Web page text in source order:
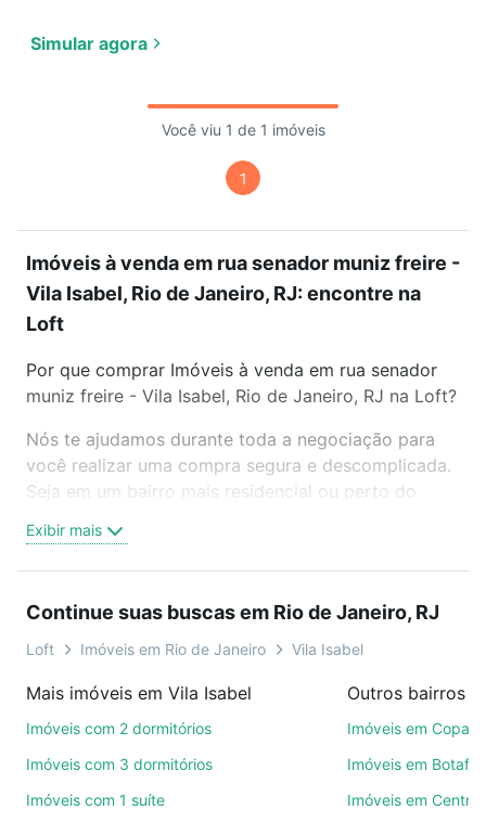
Simular agora
Você viu 1 de 1 imóveis
1
Imóveis à venda em rua senador muniz freire -
Vila Isabel, Rio de Janeiro, RJ: encontre na
Loft
Por que comprar Imóveis à venda em rua senador
muniz freire - Vila Isabel, Rio de Janeiro, RJ na Loft?
Nós te ajudamos durante toda a negociação para
você realizar uma compra segura e descomplicada.
Seja em um bairro mais residencial ou perto do
oferta ideal de Imóveis à venda em rua senador
muniz freire - Vila Isabel, Rio de Janeiro, RJ para
ou por videochamada, é grátis, sem compromisso e
você ainda conta com mais de 46 mil corretores e
de imóveis.
ruas, bairros e até condomínios favoritos. Você
Exibir mais
Continue suas buscas em Rio de Janeiro, RJ
Loft Imóveis em Rio de Janeiro Vila Isabel
Mais imóveis em Vila Isabel
Imóveis com 2 dormitórios
Imóveis com 3 dormitórios
Imóveis com 1 suíte
Imóveis em
Imóveis em
Imóveis em Centro